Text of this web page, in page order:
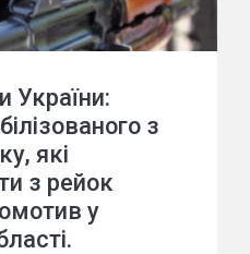
України:
з
які
з рейок
у